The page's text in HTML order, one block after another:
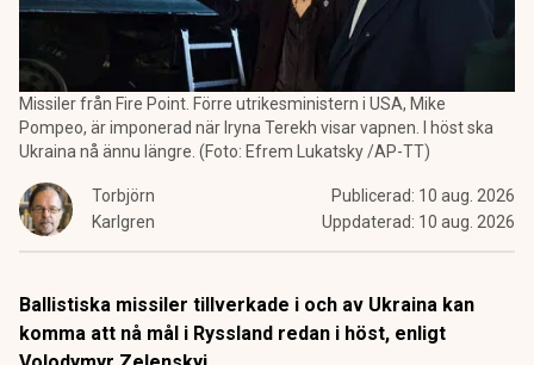
Missiler från Fire Point. Förre utrikesministern i USA, Mike
Pompeo, är imponerad när Iryna Terekh visar vapnen. I höst ska
Ukraina nå ännu längre. (Foto: Efrem Lukatsky /AP-TT)
Torbjörn
Karlgren
Publicerad: 10 aug. 2026
Uppdaterad: 10 aug. 2026
Ballistiska missiler tillverkade i och av Ukraina kan
komma att nå mål i Ryssland redan i höst, enligt